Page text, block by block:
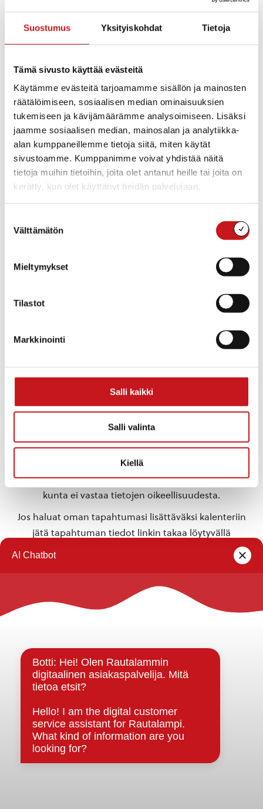
Suostumus Yksityiskohdat Tietoja
Tämä sivusto käyttää evästeitä
Käytämme evästeitä tarjoamamme sisällön ja mainosten
räätälöimiseen, sosiaalisen median ominaisuuksien
tukemiseen ja kävijämäärämme analysoimiseen. Lisäksi
jaamme sosiaalisen median, mainosalan ja analytiikka-
alan kumppaneillemme tietoja siitä, miten käytät
sivustoamme. Kumppanimme voivat yhdistää näitä
tietoja muihin tietoihin, joita olet antanut heille tai joita on
kerätty, kun olet käyttänyt heidän palvelujaan.
valinta
Välttämätön
Mieltymykset
Tilastot
Markkinointi
Salli kaikki
Salli valinta
Kiellä
ke 27.7.2022
Aika:
Viikkokisat
Hinta:
Ilmainen
Tapahtumaluokat:
Lasten, nuorten ja
perheiden tapahtumat
Urheilu & liikunta
Sähköposti
janne.mensonen@rautalam
TAPAHTUMAPAIKKA
Rautalampi, 77700 Suomi + Google Map
«Kennelkerhon
Kirkkoveneellä Hankavettä
ihaillen -souturetki
Tähän kalenteriin on koottu eri toimijoiden
Rautalammilla järjestämiä tapahtumia. Rautalammin
kunta ei vastaa tietojen oikeellisuudesta.
Jos haluat oman tapahtumasi lisättäväksi kalenteriin
jätä tapahtuman tiedot linkin takaa löytyvällä
Rautalammin kunta
Strategiat, ohjelmat, ohjeet, suunnitelmat, säännöt ja
sopimukset
Asiakirjajulkisuuskuvaus
Evästeet
Saavutettavuusseloste
Tietosuoja
Tietosuojaselosteet